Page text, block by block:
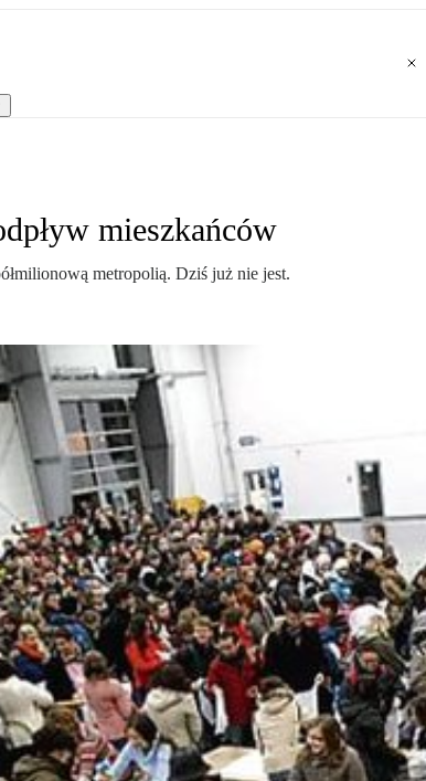
mieszkańców
metropolią. Dziś już nie jest.